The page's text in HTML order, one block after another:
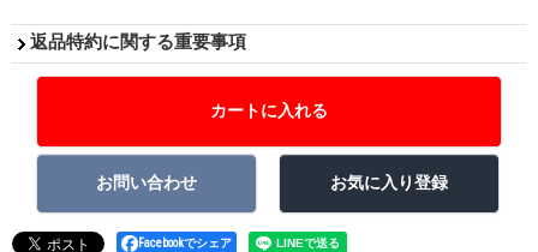
返品特約に関する重要事項
Facebookでシェア